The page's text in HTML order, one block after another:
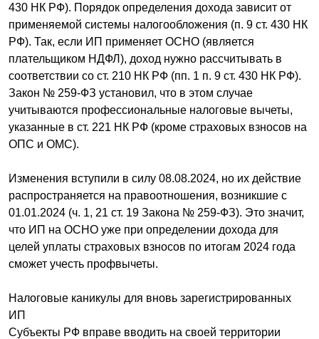
430 НК РФ). Порядок определения дохода зависит от
применяемой системы налогообложения (п. 9 ст. 430 НК
РФ). Так, если ИП применяет ОСНО (является
плательщиком НДФЛ), доход нужно рассчитывать в
соответствии со ст. 210 НК РФ (пп. 1 п. 9 ст. 430 НК РФ).
Закон № 259-ФЗ установил, что в этом случае
учитываются профессиональные налоговые вычеты,
указанные в ст. 221 НК РФ (кроме страховых взносов на
ОПС и ОМС).
Изменения вступили в силу 08.08.2024, но их действие
распространяется на правоотношения, возникшие с
01.01.2024 (ч. 1, 21 ст. 19 Закона № 259-ФЗ). Это значит,
что ИП на ОСНО уже при определении дохода для
целей уплаты страховых взносов по итогам 2024 года
сможет учесть профвычеты.
Налоговые каникулы для вновь зарегистрированных
ИП
Субъекты РФ вправе вводить на своей территории